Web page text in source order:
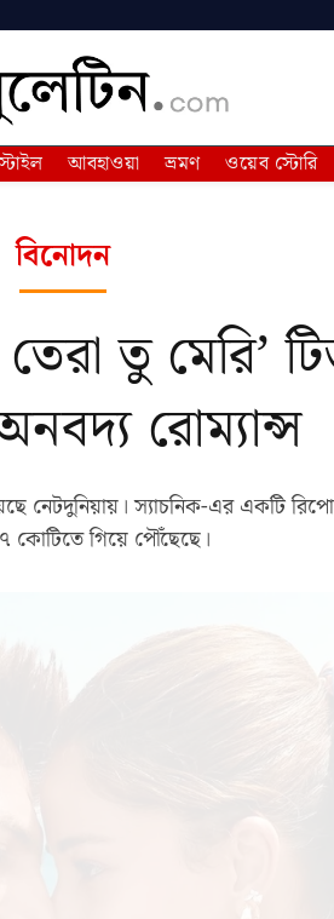
আবহাওয়া ভ্রমণ ওয়েব স্টোরি
বিনোদন
তু মেরি’
রোম্যান্স
নেটদুনিয়ায়। স্যাচনিক-এর একটি
কোটিতে গিয়ে পৌঁছেছে।